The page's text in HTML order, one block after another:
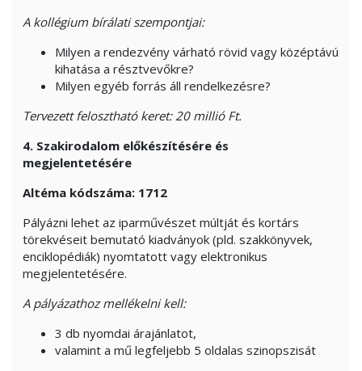
A kollégium bírálati szempontjai:
Milyen a rendezvény várható rövid vagy középtávú
kihatása a résztvevőkre?
Milyen egyéb forrás áll rendelkezésre?
Tervezett felosztható keret: 20 millió Ft.
4. Szakirodalom előkészítésére és
megjelentetésére
Altéma kódszáma: 1712
Pályázni lehet az iparművészet múltját és kortárs
törekvéseit bemutató kiadványok (pld. szakkönyvek,
enciklopédiák) nyomtatott vagy elektronikus
megjelentetésére.
A pályázathoz mellékelni kell:
3 db nyomdai árajánlatot,
valamint a mű legfeljebb 5 oldalas szinopszisát